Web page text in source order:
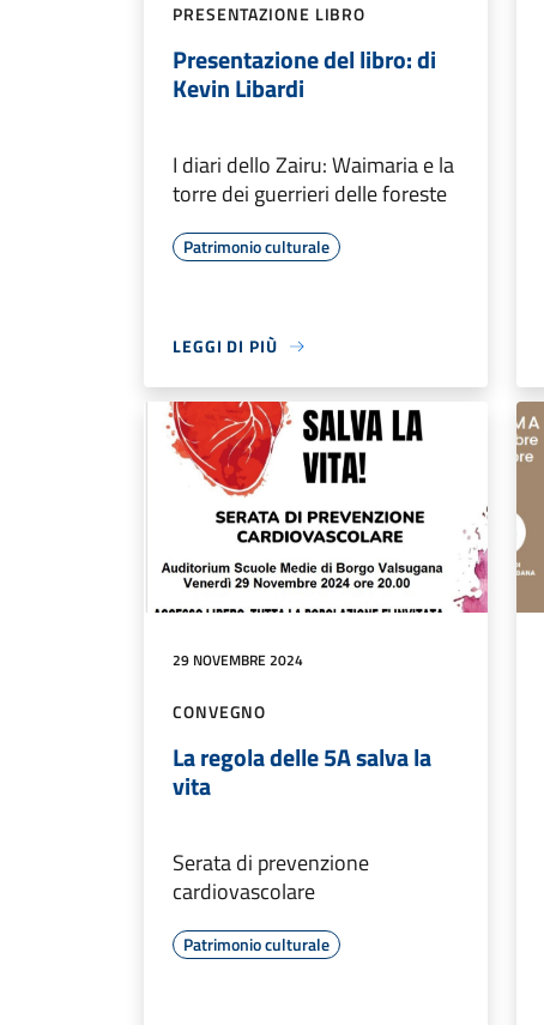
PRESENTAZIONE LIBRO
Presentazione del libro: di
Kevin Libardi
I diari dello Zairu: Waimaria e la
torre dei guerrieri delle foreste
Patrimonio culturale
LEGGI DI PIÙ
29 NOVEMBRE 2024
CONVEGNO
La regola delle 5A salva la
vita
Serata di prevenzione
cardiovascolare
Patrimonio culturale